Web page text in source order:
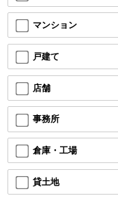
マンション
戸建て
店舗
事務所
倉庫・工場
貸土地